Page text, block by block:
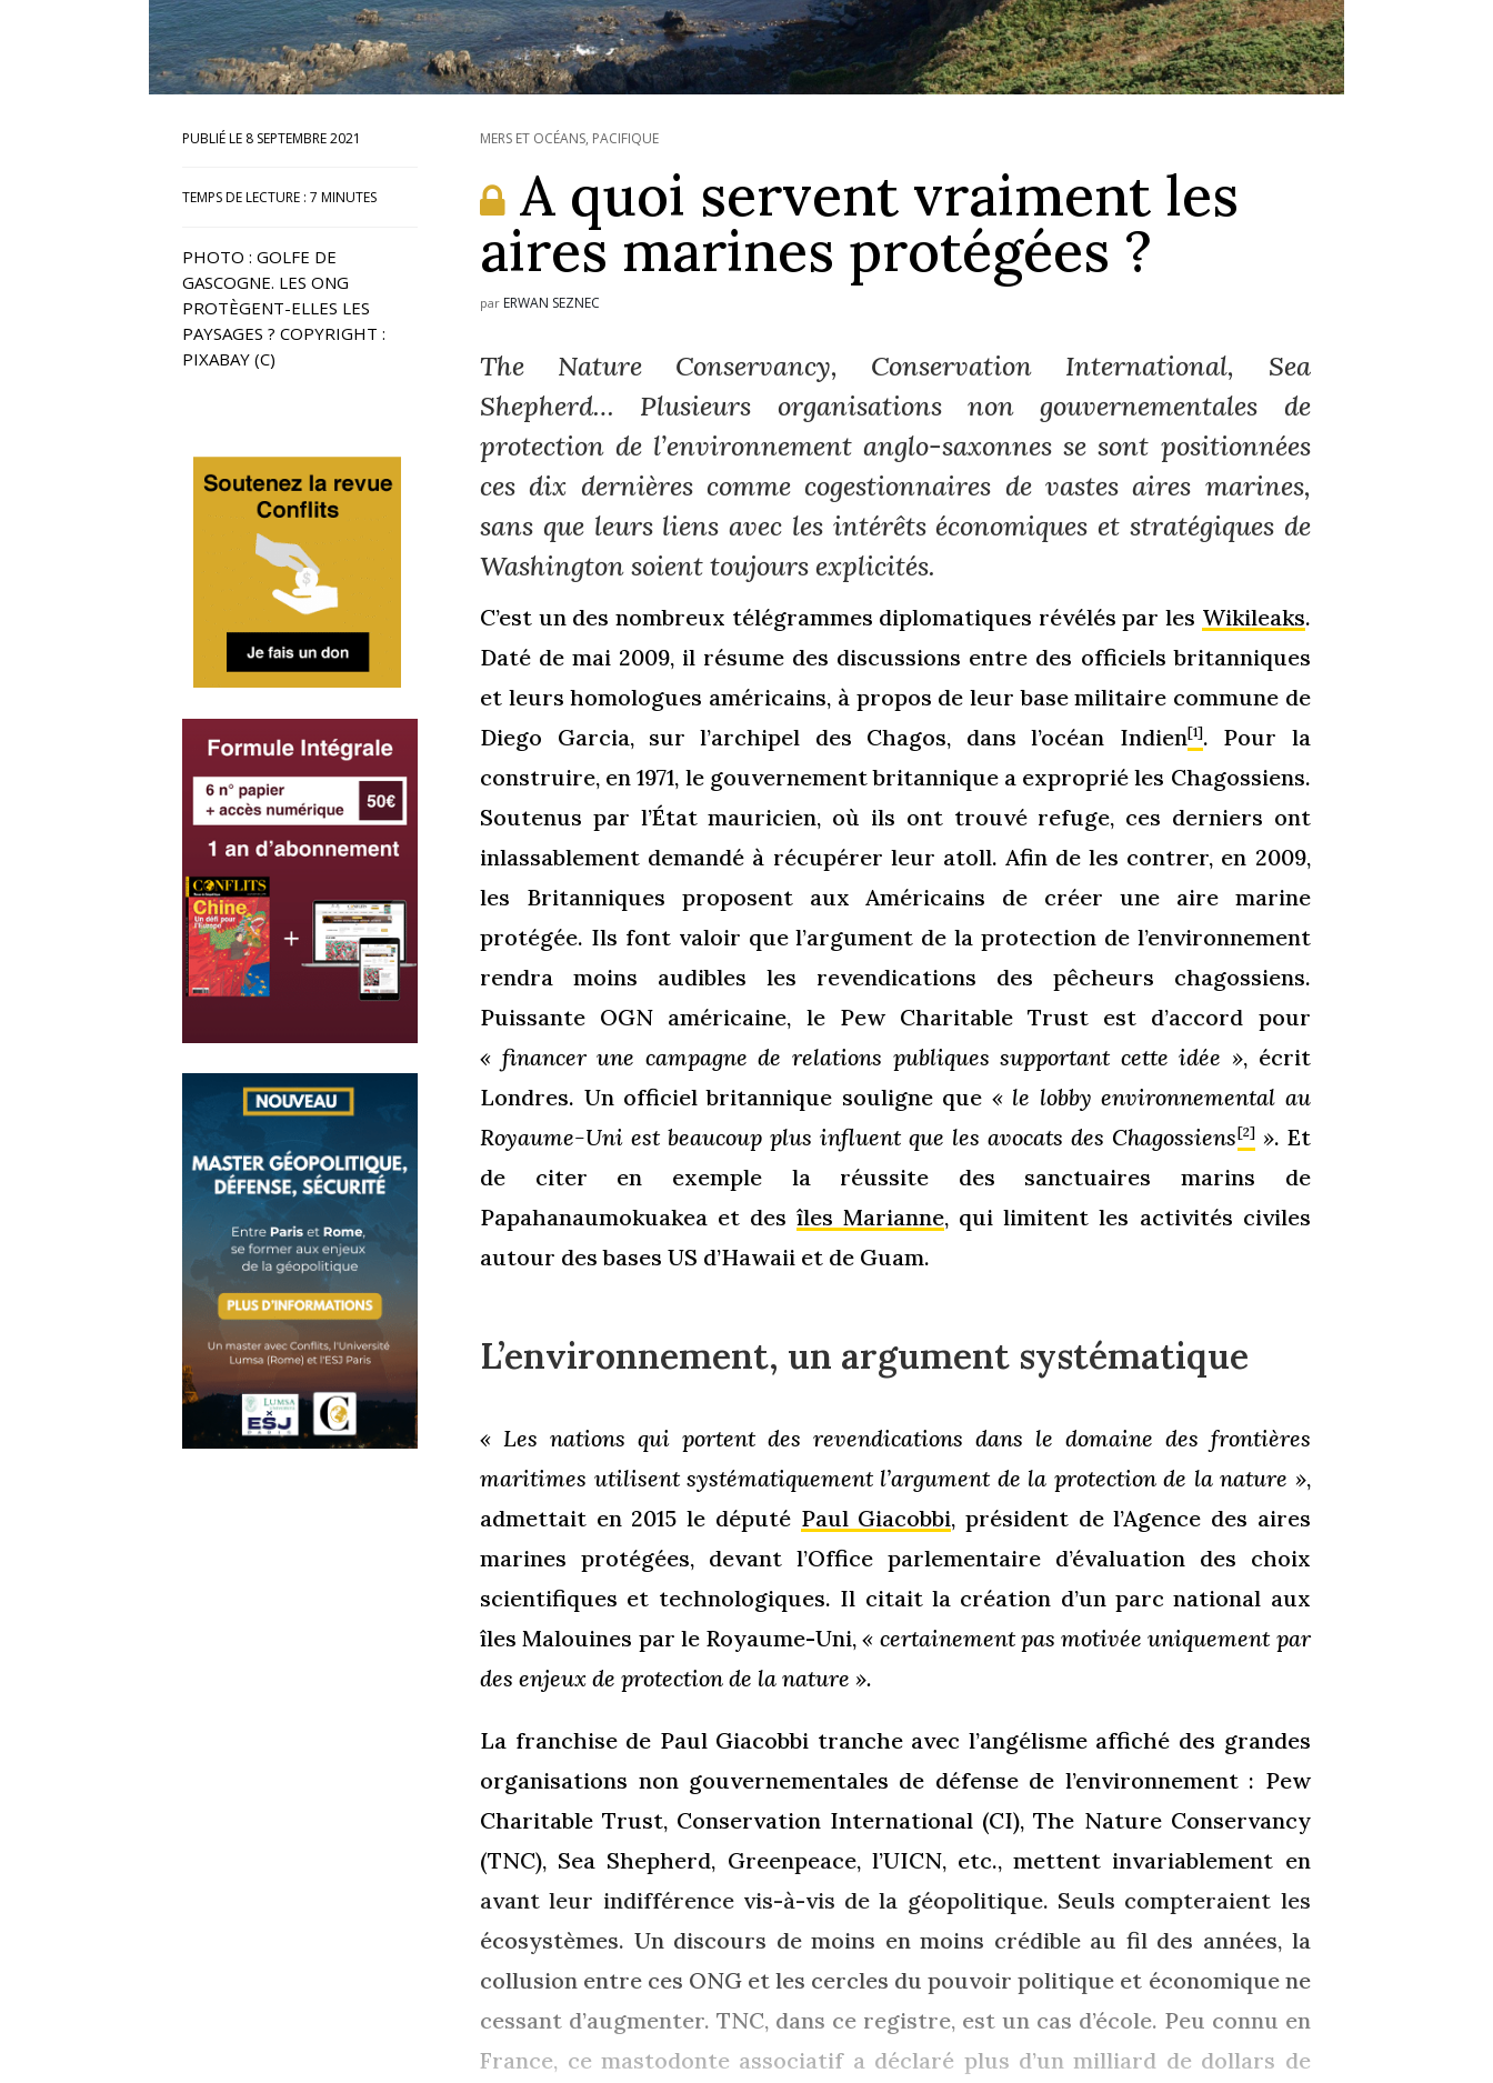
8 SEPTEMBRE 2021
TEMPS DE LECTURE : 7 MINUTES
PHOTO : GOLFE DE
GASCOGNE. LES ONG
PROTÈGENT-ELLES LES
PAYSAGES ? COPYRIGHT :
PIXABAY (C)
MERS ET OCÉANS, PACIFIQUE
A quoi servent vraiment les
aires marines protégées ?
par ERWAN SEZNEC
The Nature Conservancy, Conservation International, Sea
Shepherd… Plusieurs organisations non gouvernementales de
protection de l’environnement anglo-saxonnes se sont positionnées
ces dix dernières comme cogestionnaires de vastes aires marines,
sans que leurs liens avec les intérêts économiques et stratégiques de
Washington soient toujours explicités.
C’est un des nombreux télégrammes diplomatiques révélés par les Wikileaks.
Daté de mai 2009, il résume des discussions entre des officiels britanniques
et leurs homologues américains, à propos de leur base militaire commune de
Diego Garcia, sur l’archipel des Chagos, dans l’océan Indien[1]. Pour la
construire, en 1971, le gouvernement britannique a exproprié les Chagossiens.
Soutenus par l’État mauricien, où ils ont trouvé refuge, ces derniers ont
inlassablement demandé à récupérer leur atoll. Afin de les contrer, en 2009,
les Britanniques proposent aux Américains de créer une aire marine
protégée. Ils font valoir que l’argument de la protection de l’environnement
rendra moins audibles les revendications des pêcheurs chagossiens.
Puissante OGN américaine, le Pew Charitable Trust est d’accord pour
« financer une campagne de relations publiques supportant cette idée », écrit
Londres. Un officiel britannique souligne que « le lobby environnemental au
Royaume-Uni est beaucoup plus influent que les avocats des Chagossiens[2]». Et
de citer en exemple la réussite des sanctuaires marins de
Papahanaumokuakea et desîles Marianne, qui limitent les activités civiles
autour des bases US d’Hawaii et de Guam.
L’environnement, un argument systématique
« Les nations qui portent des revendications dans le domaine des frontières
maritimes utilisent systématiquement l’argument de la protection de la nature »,
admettait en 2015 le député Paul Giacobbi, président de l’Agence des aires
marines protégées, devant l’Office parlementaire d’évaluation des choix
scientifiques et technologiques. Il citait la création d’un parc national aux
îles Malouines par le Royaume-Uni,« certainement pas motivée uniquement par
des enjeux de protection de la nature ».
La franchise de Paul Giacobbi tranche avec l’angélisme affiché des grandes
organisations non gouvernementales de défense de l’environnement : Pew
Charitable Trust, Conservation International (CI), The Nature Conservancy
(TNC), Sea Shepherd, Greenpeace, l’UICN, etc., mettent invariablement en
avant leur indifférence vis-à-vis de la géopolitique. Seuls compteraient les
écosystèmes. Un discours de moins en moins crédible au fil des années, la
collusion entre ces ONG et les cercles du pouvoir politique et économique ne
cessant d’augmenter. TNC, dans ce registre, est un cas d’école. Peu connu en
France, ce mastodonte associatif a déclaré plus d’un milliard de dollars de